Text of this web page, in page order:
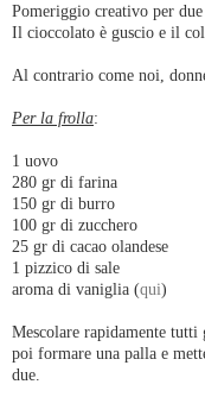
Pomeriggio creativo per
Il cioccolato è guscio e il
Al contrario come noi,
Per la frolla:
1 uovo
280 gr di farina
150 gr di burro
100 gr di zucchero
25 gr di cacao olandese
1 pizzico di sale
aroma di vaniglia (qui)
Mescolare rapidamente
poi formare una palla e
due.